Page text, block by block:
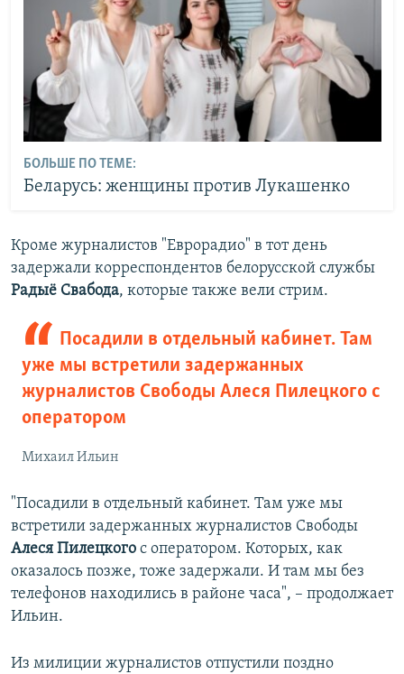
БОЛЬШЕ ПО ТЕМЕ:
Беларусь: женщины против Лукашенко
Кроме журналистов "Еврорадио" в тот день
задержали корреспондентов белорусской службы
Радыё Свабода, которые также вели стрим.
Посадили в отдельный кабинет. Там
уже мы встретили задержанных
журналистов Свободы Алеся Пилецкого с
оператором
Михаил Ильин
"Посадили в отдельный кабинет. Там уже мы
встретили задержанных журналистов Свободы
Алеся Пилецкого с оператором. Которых, как
оказалось позже, тоже задержали. И там мы без
телефонов находились в районе часа", – продолжает
Ильин.
Из милиции журналистов отпустили поздно